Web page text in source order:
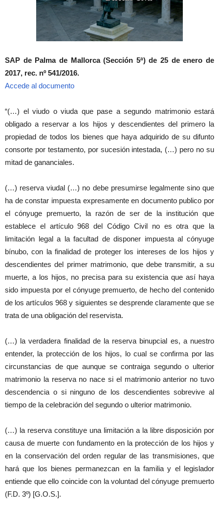
SAP de Palma de Mallorca (Sección 5ª) de 25 de enero de
2017, rec. nº 541/2016.
Accede al documento
“(…) el viudo o viuda que pase a segundo matrimonio estará
obligado a reservar a los hijos y descendientes del primero la
propiedad de todos los bienes que haya adquirido de su difunto
consorte por testamento, por sucesión intestada, (…) pero no su
mitad de gananciales.
(…) reserva viudal (…) no debe presumirse legalmente sino que
ha de constar impuesta expresamente en documento publico por
el cónyuge premuerto, la razón de ser de la institución que
establece el artículo 968 del Código Civil no es otra que la
limitación legal a la facultad de disponer impuesta al cónyuge
bínubo, con la finalidad de proteger los intereses de los hijos y
descendientes del primer matrimonio, que debe transmitir, a su
muerte, a los hijos, no precisa para su existencia que así haya
sido impuesta por el cónyuge premuerto, de hecho del contenido
de los artículos 968 y siguientes se desprende claramente que se
trata de una obligación del reservista.
(…) la verdadera finalidad de la reserva binupcial es, a nuestro
entender, la protección de los hijos, lo cual se confirma por las
circunstancias de que aunque se contraiga segundo o ulterior
matrimonio la reserva no nace si el matrimonio anterior no tuvo
descendencia o si ninguno de los descendientes sobrevive al
tiempo de la celebración del segundo o ulterior matrimonio.
(…) la reserva constituye una limitación a la libre disposición por
causa de muerte con fundamento en la protección de los hijos y
en la conservación del orden regular de las transmisiones, que
hará que los bienes permanezcan en la familia y el legislador
entiende que ello coincide con la voluntad del cónyuge premuerto
(F.D. 3º) [G.O.S.].